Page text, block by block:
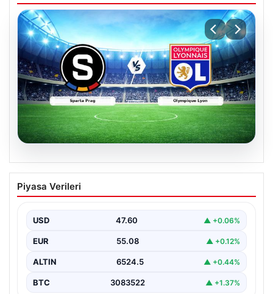
04.08.2026
CANLI | Sparta Prag – Olympique Lyon
Canlı Maç Anlatımı
Piyasa Verileri
USD 47.60 ▲ +0.06%
EUR 55.08 ▲ +0.12%
ALTIN 6524.5 ▲ +0.44%
BTC 3083522 ▲ +1.37%